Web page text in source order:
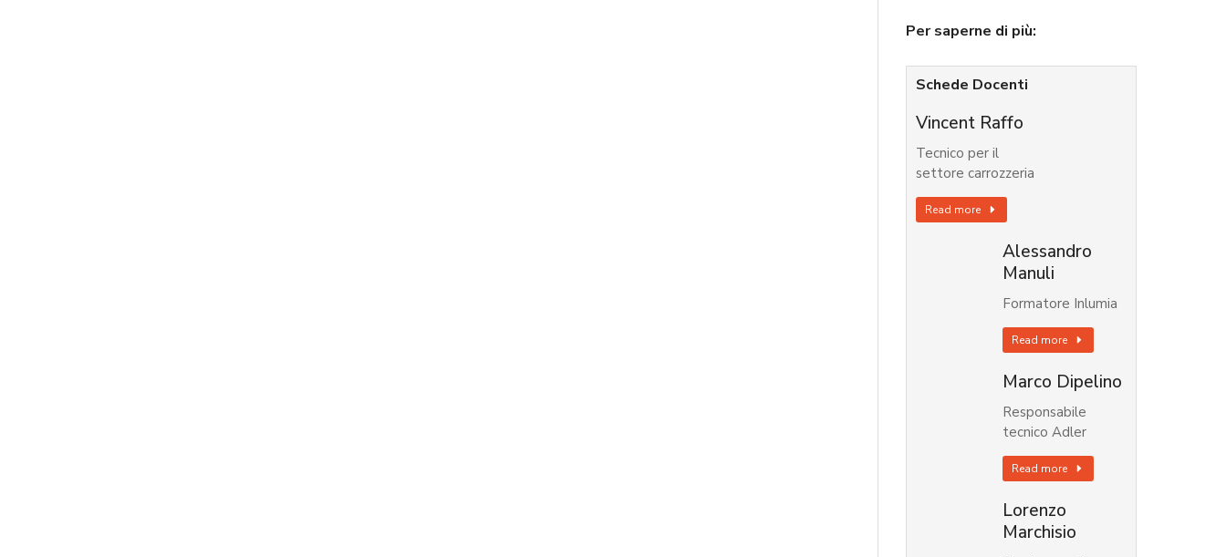
Per saperne di più:
Schede Docenti
Vincent Raffo
Tecnico per il
settore carrozzeria
Read more
Alessandro
Manuli
Formatore Inlumia
Read more
Marco Dipelino
Responsabile
tecnico Adler
Read more
Lorenzo
Marchisio